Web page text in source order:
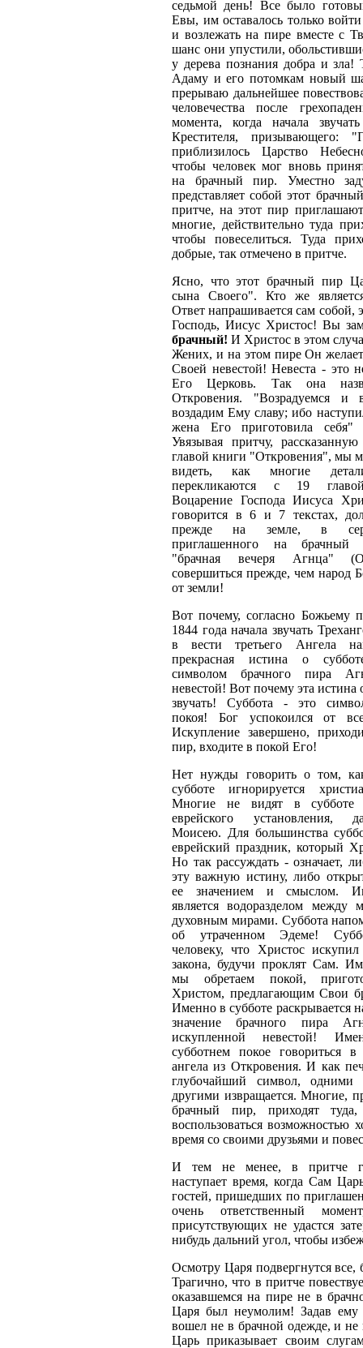
седьмой день! Все было
Евы, им оставалось только
и возлежать на пире вместе с
шанс они упустили,
у дерева познания добра и зла!
Адаму и его потомкам новый
прерываю дальнейшее
человечества после
момента, когда начала
Крестителя, призывающего:
приблизилось Царство
чтобы человек мог вновь
на брачный пир. Уместно
представляет собой этот
притче, на этот пир
многие, действительно туда
чтобы повеселиться. Туда
добрые, так отмечено в притче.
Ясно, что этот брачный пир
сына Своего". Кто же
Ответ напрашивается сам собой,
Господь, Иисус Христос! Вы
брачный! И Христос в этом
Жених, и на этом пире Он желает
Своей невестой! Невеста - это
Его Церковь. Так она
Откровения. "Возрадуемся и
воздадим Ему славу; ибо
жена Его приготовила
Увязывая притчу,
главой книги "Откровения", мы
видеть, как многие
перекликаются с 19
Воцарение Господа Иисуса
говорится в 6 и 7 текстах,
прежде на земле, в
приглашенного на брачный
"брачная вечеря Агнца"
совершиться прежде, чем народ
от земли!
Вот почему, согласно Божьему
1844 года начала звучать
в вести третьего Ангела
прекрасная истина о
символом брачного пира
невестой! Вот почему эта истина
звучать! Суббота - это
покоя! Бог успокоился от
Искупление завершено,
пир, входите в покой Его!
Нет нужды говорить о том,
субботе игнорируется
Многие не видят в субботе
еврейского установления,
Моисею. Для большинства
еврейский праздник, который
Но так рассуждать - означает,
эту важную истину, либо
ее значением и смыслом.
является водоразделом между
духовным мирами. Суббота
об утраченном Эдеме!
человеку, что Христос
закона, будучи проклят Сам.
мы обретаем покой,
Христом, предлагающим Свои
Именно в субботе раскрывается
значение брачного пира
искупленной невестой!
субботнем покое говориться в
ангела из Откровения. И как
глубочайший символ, одними
другими извращается. Многие,
брачный пир, приходят
воспользоваться возможностью
время со своими друзьями и
И тем не менее, в притче
наступает время, когда Сам
гостей, пришедших по
очень ответственный
присутствующих не удастся
нибудь дальний угол, чтобы
Осмотру Царя подвергнутся все,
Трагично, что в притче
оказавшемся на пире не в
Царя был неумолим! Задав ему
вошел не в брачной одежде, и не
Царь приказывает своим